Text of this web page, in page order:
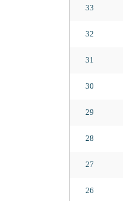
33
32
31
30
29
28
27
26